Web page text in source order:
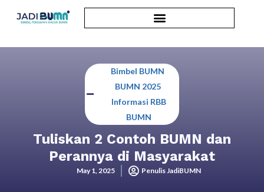
Bimbel BUMN
BUMN 2025,
Informasi RBB
BUMN
Tuliskan 2 Contoh BUMN dan
Perannya di Masyarakat
May 1, 2025 Penulis JadiBUMN